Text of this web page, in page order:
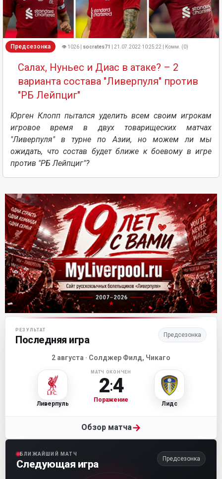
Предсезонка 👁 1026 | socrates71 | 21.07.2022 10:25:22 | Комм. (0)
Салах, Нуньес и Диас в атаке? – 2
варианта состава "Ливерпуля" против
"РБ Лейпциг"
Юрген Клопп пытался уделить всем своим игрокам
игровое время в двух товарищеских матчах
"Ливерпуля" в турне по Азии, но можем ли мы
ожидать, что состав будет ближе к боевому в игре
против "РБ Лейпциг"?
Матч-центр «Ливерпуля»
РЕЗУЛЬТАТ
Последняя игра Предсезонка
2 августа · Солджер Филд, Чикаго
Ливерпуль
МАТЧ ОКОНЧЕН
2:4
Поражение
Лидс
Обзор матча→
БЛИЖАЙШИЙ МАТЧ
Следующая игра Предсезонка